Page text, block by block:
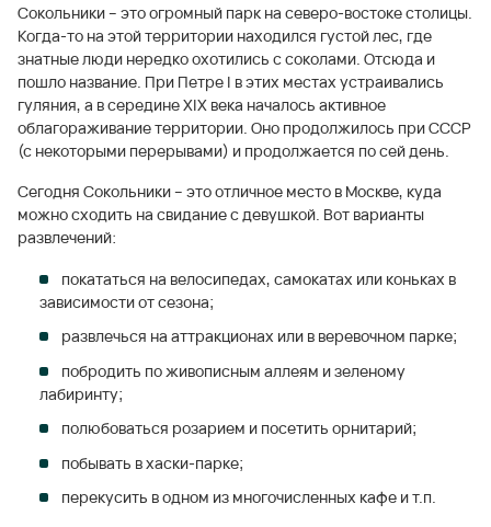
Сокольники – это огромный парк на северо-востоке столицы.
Когда-то на этой территории находился густой лес, где
знатные люди нередко охотились с соколами. Отсюда и
пошло название. При Петре I в этих местах устраивались
гуляния, а в середине XIX века началось активное
облагораживание территории. Оно продолжилось при СССР
(с некоторыми перерывами) и продолжается по сей день.
Сегодня Сокольники – это отличное место в Москве, куда
можно сходить на свидание с девушкой. Вот варианты
развлечений:
покататься на велосипедах, самокатах или коньках в
зависимости от сезона;
развлечься на аттракционах или в веревочном парке;
побродить по живописным аллеям и зеленому
лабиринту;
полюбоваться розарием и посетить орнитарий;
побывать в хаски-парке;
перекусить в одном из многочисленных кафе и т.п.